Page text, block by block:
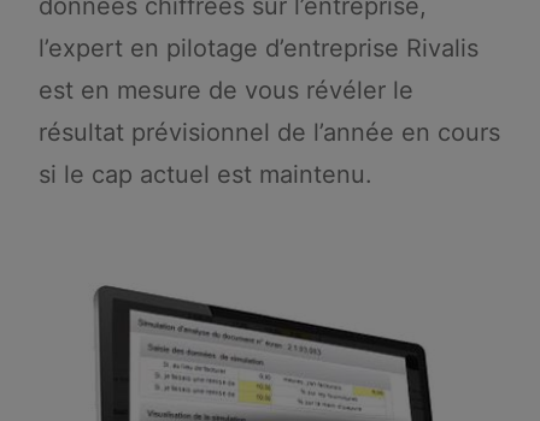
données chiffrées sur l’entreprise,
l’expert en pilotage d’entreprise Rivalis
est en mesure de vous révéler le
résultat prévisionnel de l’année en cours
si le cap actuel est maintenu.